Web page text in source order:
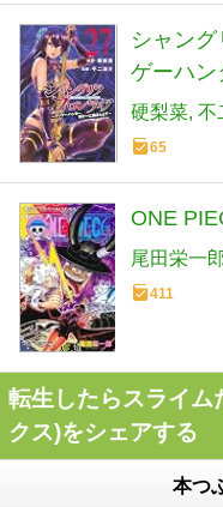
シャン
ゲーハン
(KCデラ
硬梨菜 不
65
ONE
尾田栄一
411
転生したらスライム
クス)をシェアする
本つ